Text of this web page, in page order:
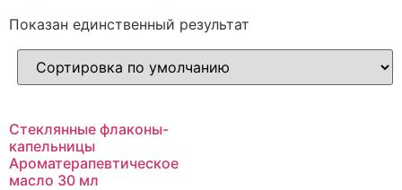
Показан единственный результат
Стеклянные флаконы-
капельницы
Ароматерапевтическое
масло 30 мл